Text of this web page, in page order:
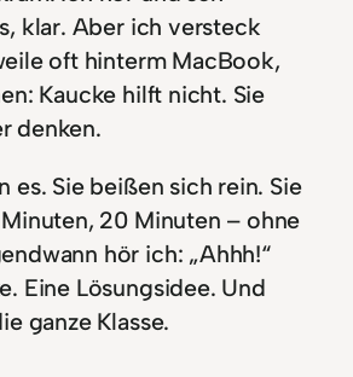
klar. Aber ich versteck
oft hinterm MacBook,
Kaucke hilft nicht. Sie
denken.
es. Sie beißen sich rein. Sie
Minuten, 20 Minuten – ohne
hör ich: „Ahhh!“
Eine Lösungsidee. Und
ganze Klasse.